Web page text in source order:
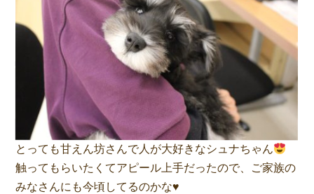
とっても甘えん坊さんで人が大好きなシュナちゃん
触ってもらいたくてアピール上手だったので、ご家族の
みなさんにも今頃してるのかな♥️